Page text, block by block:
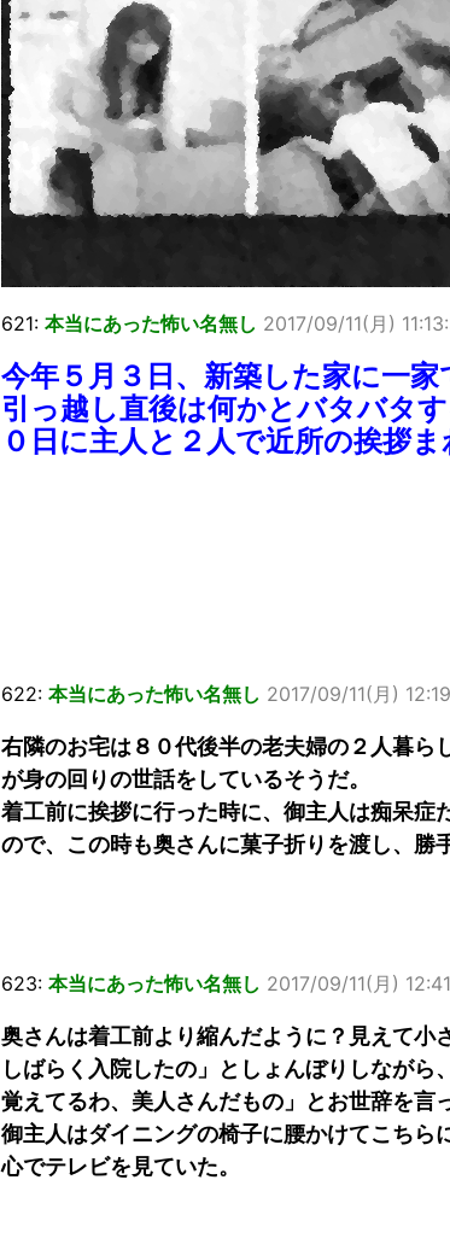
621: 本当にあった怖い名無し 2017/09/11(月)
今年５月３日、新築した家に一家
引っ越し直後は何かとバタバタ
０日に主人と２人で近所の挨拶ま
622: 本当にあった怖い名無し 2017/09/11(月)
右隣のお宅は８０代後半の老夫婦の２人暮ら
が身の回りの世話をしているそうだ。
着工前に挨拶に行った時に、御主人は痴呆症
ので、この時も奥さんに菓子折りを渡し、勝
623: 本当にあった怖い名無し 2017/09/11(月)
奥さんは着工前より縮んだように？見えて小
しばらく入院したの」としょんぼりしながら
覚えてるわ、美人さんだもの」とお世辞を言
御主人はダイニングの椅子に腰かけてこちら
心でテレビを見ていた。